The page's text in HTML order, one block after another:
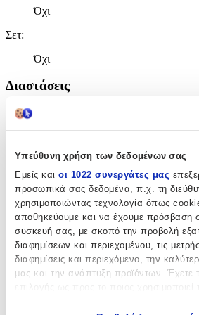
Υπεύθυνη χρήση των δεδομένων σας
Εμείς και οι 1022 συνεργάτες μας
προσωπικά σας δεδομένα, π.χ. τη
χρησιμοποιώντας τεχνολογία όπως
αποθηκεύουμε και να έχουμε πρόσβαση
συσκευή σας, με σκοπό την προβολή
διαφημίσεων και περιεχομένου, τις
διαφημίσεις και περιεχόμενο, την
μας και την ανάπτυξη προϊόντων. Έχετε
Όχι
Σετ:
Όχι
Διαστάσεις
Πλάτος
cm
Μήκος:
cm
Χαρακτηριστικά